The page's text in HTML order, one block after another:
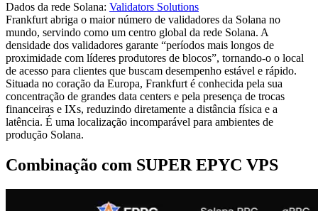
Dados da rede Solana: Validators Solutions
Frankfurt abriga o maior número de validadores da Solana no
mundo, servindo como um centro global da rede Solana. A
densidade dos validadores garante “períodos mais longos de
proximidade com líderes produtores de blocos”, tornando-o o local
de acesso para clientes que buscam desempenho estável e rápido.
Situada no coração da Europa, Frankfurt é conhecida pela sua
concentração de grandes data centers e pela presença de trocas
financeiras e IXs, reduzindo diretamente a distância física e a
latência. É uma localização incomparável para ambientes de
produção Solana.
Combinação com SUPER EPYC VPS